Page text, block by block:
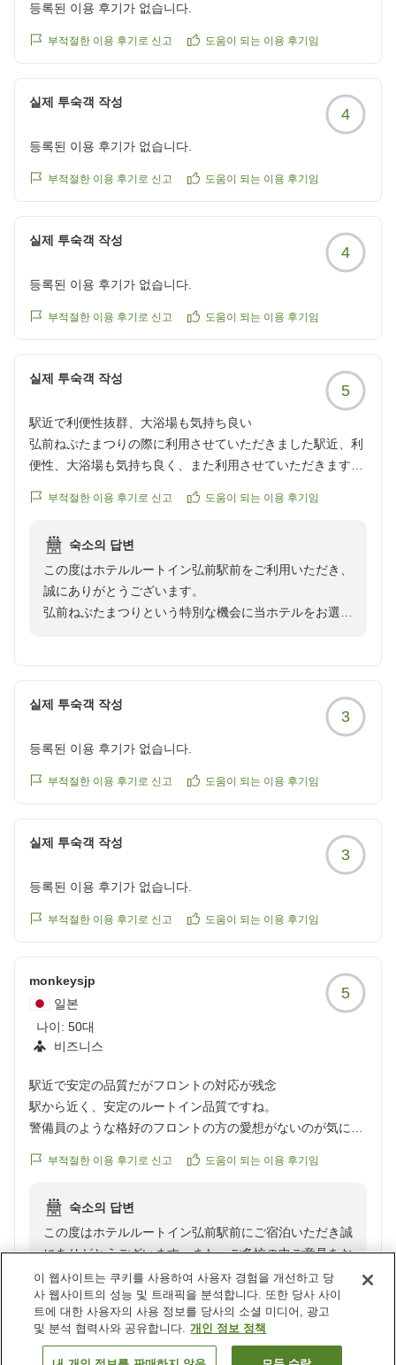
등록된 이용 후기가 없습니다.
부적절한 이용 후기로 신고 도움이 되는 이용 후기임
실제 투숙객 작성
4
등록된 이용 후기가 없습니다.
부적절한 이용 후기로 신고 도움이 되는 이용 후기임
실제 투숙객 작성
4
등록된 이용 후기가 없습니다.
부적절한 이용 후기로 신고 도움이 되는 이용 후기임
실제 투숙객 작성
5
駅近で利便性抜群、大浴場も気持ち良い
弘前ねぷたまつりの際に利用させていただきました駅近、利
便性、大浴場も気持ち良く、また利用させていただきます。
https://review.travel.rakuten.co.jp/hotel/voice/70297?
부적절한 이용 후기로 신고 도움이 되는 이용 후기임
숙소의 답변
この度はホテルルートイン弘前駅前をご利用いただき、
誠にありがとうございます。
弘前ねぷたまつりという特別な機会に当ホテルをお選び
お客様におかれましても、快適にお過ごしいただけたご
変嬉しく存じます。
またのお越しをスタッフ一同、心よりお待ちしておりま
실제 투숙객 작성
3
등록된 이용 후기가 없습니다.
부적절한 이용 후기로 신고 도움이 되는 이용 후기임
실제 투숙객 작성
3
등록된 이용 후기가 없습니다.
부적절한 이용 후기로 신고 도움이 되는 이용 후기임
monkeysjp
일본
나이: 50대
비즈니스
5
駅近で安定の品質だがフロントの対応が残念
駅から近く、安定のルートイン品質ですね。
警備員のような格好のフロントの方の愛想がないのが気にな
笑顔を。
https://review.travel.rakuten.co.jp/hotel/voice/70297?
reviewId=33123478311337
부적절한 이용 후기로 신고 도움이 되는 이용 후기임
숙소의 답변
この度はホテルルートイン弘前駅前にご宿泊いただき誠
にありがとうございます。また、ご多忙の中ご意見をお
寄せいただき重ねて御礼申し上げます。
駅からの利便性や当ホテルの品質をお褒めいただき、大
変嬉しく存じます。駅から徒歩３分という立地にござい
ます為、雨風の影響のあまり受けずにホテルまで直行す
이 웹사이트는 쿠키를 사용하여 사용자 경험을 개선하고 당
사 웹사이트의 성능 및 트래픽을 분석합니다. 또한 당사 사이
트에 대한 사용자의 사용 정보를 당사의 소셜 미디어, 광고
및 분석 협력사와 공유합니다. 개인 정보 정책